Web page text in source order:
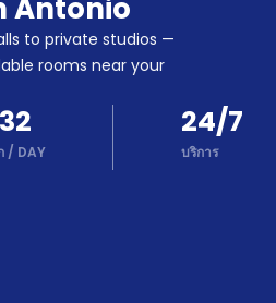
Antonio
to private studios —
rooms near your
/ DAY
24/7
บริการ